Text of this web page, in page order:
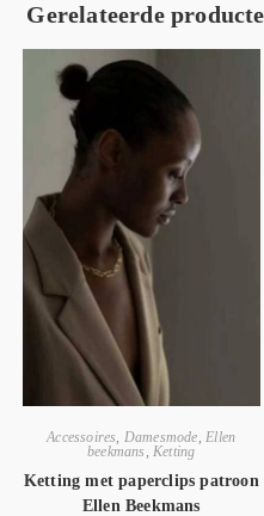
Gerelateerde
Accessoires, Damesmode,Ellen
beekmans , Ketting
Ketting met paperclips patroon
Ellen Beekmans